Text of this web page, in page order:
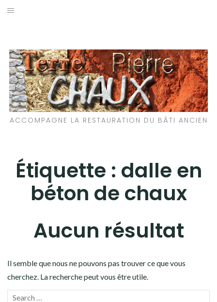
Aller
ACCOMPAGNE LA RESTAURATION DU BÂTI ANCIEN
Étiquette : dalle en
béton de chaux
Aucun résultat
Il semble que nous ne pouvons pas trouver ce que vous
cherchez. La recherche peut vous être utile.
Recherche
PARTICIPATIFS
CHANTIERS RÉALISÉS
QUE PROPOSONS-NOUS ?